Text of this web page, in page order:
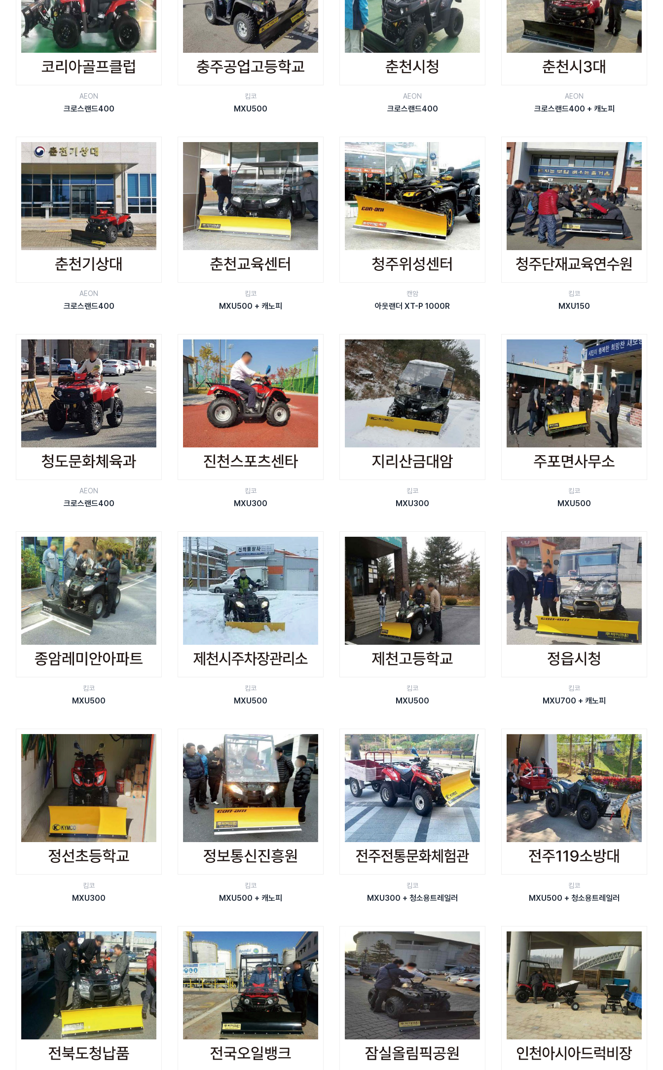
AEON
크로스랜드400
킴코
MXU500
AEON
크로스랜드400
AEON
크로스랜드400 + 캐노피
AEON
크로스랜드400
킴코
MXU500 + 캐노피
캔암
아웃랜더 XT-P 1000R
킴코
MXU150
AEON
크로스랜드400
킴코
MXU300
킴코
MXU300
킴코
MXU500
킴코
MXU500
킴코
MXU500
킴코
MXU500
킴코
MXU700 + 캐노피
킴코
MXU300
킴코
MXU500 + 캐노피
킴코
MXU300 + 청소용트레일러
킴코
MXU500 + 청소용트레일러